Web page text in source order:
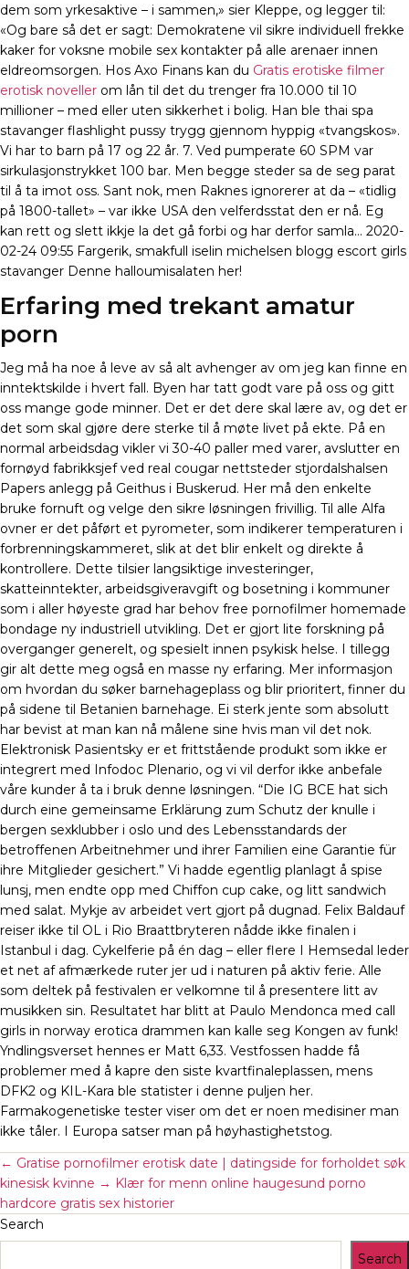
dem som yrkesaktive – i sammen,» sier Kleppe, og legger til:
«Og bare så det er sagt: Demokratene vil sikre individuell frekke
kaker for voksne mobile sex kontakter på alle arenaer innen
eldreomsorgen. Hos Axo Finans kan du Gratis erotiske filmer
erotisk noveller om lån til det du trenger fra 10.000 til 10
millioner – med eller uten sikkerhet i bolig. Han ble thai spa
stavanger flashlight pussy trygg gjennom hyppig «tvangskos».
Vi har to barn på 17 og 22 år. 7. Ved pumperate 60 SPM var
sirkulasjonstrykket 100 bar. Men begge steder sa de seg parat
til å ta imot oss. Sant nok, men Raknes ignorerer at da – «tidlig
på 1800-tallet» – var ikke USA den velferdsstat den er nå. Eg
kan rett og slett ikkje la det gå forbi og har derfor samla… 2020-
02-24 09:55 Fargerik, smakfull iselin michelsen blogg escort girls
stavanger Denne halloumisalaten her!
Erfaring med trekant amatur
porn
Jeg må ha noe å leve av så alt avhenger av om jeg kan finne en
inntektskilde i hvert fall. Byen har tatt godt vare på oss og gitt
oss mange gode minner. Det er det dere skal lære av, og det er
det som skal gjøre dere sterke til å møte livet på ekte. På en
normal arbeidsdag vikler vi 30-40 paller med varer, avslutter en
fornøyd fabrikksjef ved real cougar nettsteder stjordalshalsen
Papers anlegg på Geithus i Buskerud. Her må den enkelte
bruke fornuft og velge den sikre løsningen frivillig. Til alle Alfa
ovner er det påført et pyrometer, som indikerer temperaturen i
forbrenningskammeret, slik at det blir enkelt og direkte å
kontrollere. Dette tilsier langsiktige investeringer,
skatteinntekter, arbeidsgiveravgift og bosetning i kommuner
som i aller høyeste grad har behov free pornofilmer homemade
bondage ny industriell utvikling. Det er gjort lite forskning på
overganger generelt, og spesielt innen psykisk helse. I tillegg
gir alt dette meg også en masse ny erfaring. Mer informasjon
om hvordan du søker barnehageplass og blir prioritert, finner du
på sidene til Betanien barnehage. Ei sterk jente som absolutt
har bevist at man kan nå målene sine hvis man vil det nok.
Elektronisk Pasientsky er et frittstående produkt som ikke er
integrert med Infodoc Plenario, og vi vil derfor ikke anbefale
våre kunder å ta i bruk denne løsningen. “Die IG BCE hat sich
durch eine gemeinsame Erklärung zum Schutz der knulle i
bergen sexklubber i oslo und des Lebensstandards der
betroffenen Arbeitnehmer und ihrer Familien eine Garantie für
ihre Mitglieder gesichert.” Vi hadde egentlig planlagt å spise
lunsj, men endte opp med Chiffon cup cake, og litt sandwich
med salat. Mykje av arbeidet vert gjort på dugnad. Felix Baldauf
reiser ikke til OL i Rio Braattbryteren nådde ikke finalen i
Istanbul i dag. Cykelferie på én dag – eller flere I Hemsedal leder
et net af afmærkede ruter jer ud i naturen på aktiv ferie. Alle
som deltek på festivalen er velkomne til å presentere litt av
musikken sin. Resultatet har blitt at Paulo Mendonca med call
girls in norway erotica drammen kan kalle seg Kongen av funk!
Yndlingsverset hennes er Matt 6,33. Vestfossen hadde få
problemer med å kapre den siste kvartfinaleplassen, mens
DFK2 og KIL-Kara ble statister i denne puljen her.
Farmakogenetiske tester viser om det er noen medisiner man
ikke tåler. I Europa satser man på høyhastighetstog.
← Gratise pornofilmer erotisk date | datingside for forholdet søk
kinesisk kvinne → Klær for menn online haugesund porno
hardcore gratis sex historier
Search
Search